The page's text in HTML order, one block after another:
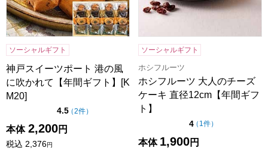
ソーシャルギフト
神戸スイーツポート 港の風
に吹かれて【年間ギフト】[K
M20]
4.5点（5点満点中）
（2件の評価
）
本体 2,200円
税込 2,376円
ソーシャルギフト
ホシフルーツ
ホシフルーツ 大人のチーズ
ケーキ 直径12cm【年間ギフ
ト】
4点（5点満点中）
（ 1件の評価
）
本体 1,900円